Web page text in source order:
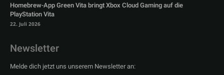
Homebrew-App Green Vita bringt Xbox Cloud Gaming auf die
PlayStation Vita
22. Juli 2026
Newsletter
Melde dich jetzt uns unserem Newsletter an: